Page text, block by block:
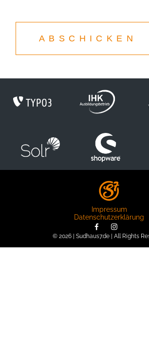
ABSCHICKEN
© 2026 | Sudhaus7.de | All Rights
Impressum
Datenschutzerklärung